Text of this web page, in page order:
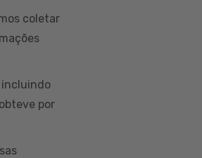
coletar
incluindo
por